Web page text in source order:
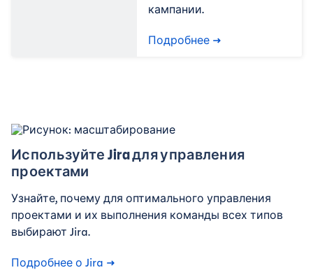
кампании.
Подробнее
Используйте Jira для управления
проектами
Узнайте, почему для оптимального управления
проектами и их выполнения команды всех типов
выбирают Jira.
Подробнее о Jira